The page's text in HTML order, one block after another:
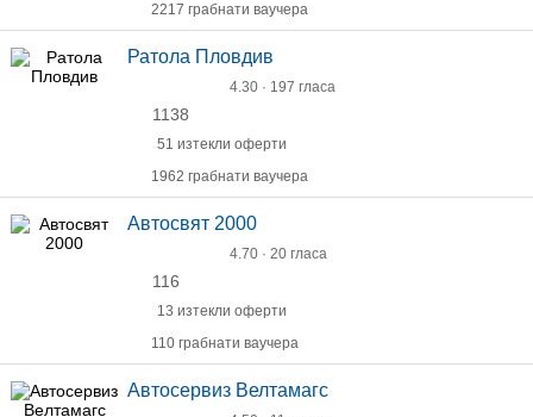
2217 грабнати ваучера
Ратола Пловдив
4.30 · 197 гласа
1138
51 изтекли оферти
1962 грабнати ваучера
Автосвят 2000
4.70 · 20 гласа
116
13 изтекли оферти
110 грабнати ваучера
Автосервиз Велтамагс